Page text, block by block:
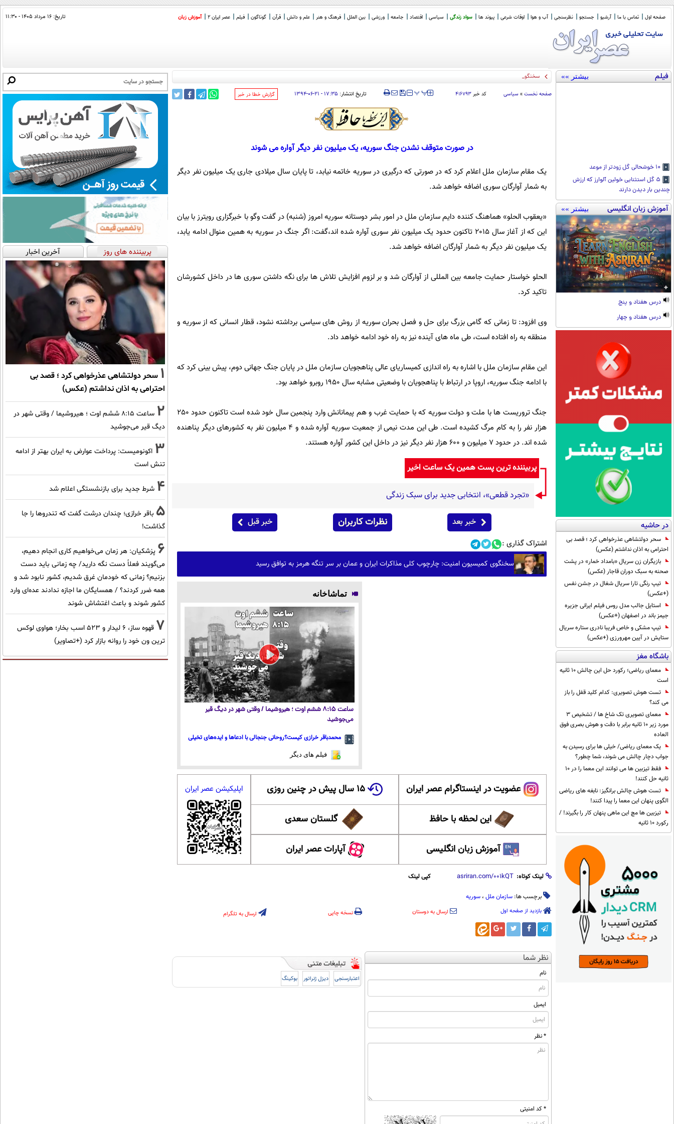
صفحه اول تماس با ما آرشیو جستجو نظرسنجی آب و هوا اوقات شرعی پیوند ها سواد زندگی سیاسی اقتصاد جامعه ورزشی بین الملل فرهنگ و هنر علم و دانش قرآن گوناگون فیلم عصر ایران 2 آموزش زبان تاریخ: ۱۶ مرداد ۱۴۰۵ - ۱۱:۳۰
فیلم بیشتر »»
۵ گل استثنایی خولین آلوارز که ارزش
چندین بار دیدن دارند
آموزش زبان انگلیسی بیشتر »»
درس هفتاد و پنج
درس هفتاد و چهار
در حاشیه
سحر دولتشاهی عذرخواهی کرد ؛ قصد بی
احترامی به اذان نداشتم (عکس)
بازیگران زن سریال «بامداد خمار» در پشت
صحنه به سبک دوران قاجار (عکس)
تیپ رنگی تارا سریال شغال در جشن نفس
(+عکس)
استایل جالب مدل روس فیلم ایرانی جزیره
جیمز باند در اصفهان (+عکس)
تیپ مشکی و خاص فریبا نادری ستاره سریال
ستایش در آیین مهرورزی (+عکس)
باشگاه مغز
معمای ریاضی؛ رکورد حل این چالش 10 ثانیه
است
تست هوش تصویری: کدام کلید قفل را باز
می کند؟
معمای تصویری تک شاخ ها / تشخیص 3
مورد زیر 10 ثانیه برابر با دقت و هوش بصری فوق
العاده
یک معمای ریاضی/ خیلی ها برای رسیدن به
جواب دچار چالش می شوند، شما چطور؟
فقط تیزبین ها می توانند این معما را در 10
ثانیه حل کنند!
تست هوش چالش برانگیز: نابغه های ریاضی
الگوی پنهان این معما را پیدا کنند!
تیزبین ها مچ این ماهی پنهان کار را بگیرند! /
رکورد 10 ثانیه
سخنگوی کمیسیون ام
صفحه نخست » سیاسی کد خبر۴۱۶۷۹۳ ‍‍‍ پپ تاریخ انتشار: ۱۷:۳۵ - ۲۱-۰۶-۱۳۹۴ ‌گزارش خطا در خبر
در صورت متوقف نشدن جنگ سوریه، یک میلیون نفر دیگر آواره می شوند
یک مقام سازمان ملل اعلام کرد که در صورتی که درگیری در سوریه خاتمه نیابد، تا پایان سال میلادی جاری یک میلیون نفر دیگر
به شمار آوارگان سوری اضافه خواهد شد.
«یعقوب الحلو» هماهنگ کننده دایم سازمان ملل در امور بشر دوستانه سوریه امروز (شنبه) در گفت وگو با خبرگزاری رویترز با بیان
این که از آغاز سال 2015 تاکنون حدود یک میلیون نفر سوری آواره شده اند،گفت: اگر جنگ در سوریه به همین منوال ادامه یابد،
یک میلیون نفر دیگر به شمار آوارگان اضافه خواهد شد.
الحلو خواستار حمایت جامعه بین المللی از آوارگان شد و بر لزوم افزایش تلاش ها برای نگه داشتن سوری ها در داخل کشورشان
تاکید کرد.
وی افزود: تا زمانی که گامی بزرگ برای حل و فصل بحران سوریه از روش های سیاسی برداشته نشود، قطار انسانی که از سوریه و
منطقه به راه افتاده است، طی ماه های آینده نیز به راه خود ادامه خواهد داد.
این مقام سازمان ملل با اشاره به راه اندازی کمیساریای عالی پناهجویان سازمان ملل در پایان جنگ جهانی دوم، پیش بینی کرد که
با ادامه جنگ سوریه، اروپا در ارتباط با پناهجویان با وضعیتی مشابه سال 1950 روبرو خواهد بود.
جنگ تروریست ها با ملت و دولت سوریه که با حمایت غرب و هم پیمانانش وارد پنجمین سال خود شده است تاکنون حدود 250
هزار نفر را به کام مرگ کشیده است. طی این مدت نیمی از جمعیت سوریه آواره شده و 4 میلیون نفر به کشورهای دیگر پناهنده
شده اند. در حدود 7 میلیون و 600 هزار نفر دیگر نیز در داخل این کشور آواره هستند.
پربیننده ترین پست همین یک ساعت اخیر
«تجرد قطعی»، انتخابی جدید برای سبک زندگی
خبر بعد نظرات کاربران خبر قبل
اشتراک گذاری :
سخنگوی کمیسیون امنیت: چارچوب کلی مذاکرات ایران و عمان بر سر تنگه هرمز به توافق رسید
تماشاخانه
ساعت ۸:۱۵ ششم اوت ؛ هیروشیما / وقتی شهر در دیگ قیر
می‌جوشید
محمدباقر خرازی کیست؟روحانی جنجالی با ادعاها و ایده‌های تخیلی
فیلم های دیگر
عضویت در اینستاگرام عصر ایران ۱۵ سال پیش در چنین روزی
این لحظه با حافظ گلستان سعدی
آموزش زبان انگلیسی آپارات عصر ایران
اپلیکیشن عصر ایران
لینک کوتاه: کپی لینک
برچسب ها: سازمان ملل ، سوریه
بازدید از صفحه اول ارسال به دوستان نسخه چاپی ارسال به تلگرام
نظر شما
نام
ایمیل
* نظر
* کد امنیتی
اعتبارسنجی دیزل ژنراتور بوکینگ
پربیننده های روز آخرین اخبار
1 سحر دولتشاهی عذرخواهی کرد ؛ قصد بی
احترامی به اذان نداشتم (عکس)
2
ساعت ۸:۱۵ ششم اوت ؛ هیروشیما / وقتی شهر در
دیگ قیر می‌جوشید
3 اکونومیست: پرداخت عوارض به ایران بهتر از ادامه
تنش است
4 شرط جدید برای بازنشستگی اعلام شد
5 باقر خرازی؛ چندان درشت گفت که تندروها را جا
گذاشت!
6 پزشکیان: هر زمان می‌خواهیم کاری انجام دهیم،
می‌گویند فعلاً دست نگه دارید/ چه زمانی باید دست
بزنیم؟ زمانی که خودمان غرق شدیم، کشور نابود شد و
همه ضرر کردند؟ / همسایگان ما اجازه ندادند عده‌ای وارد
کشور شوند و باعث اغتشاش شوند
7
قهوه ساز، 6 لیدار و 523 اسب بخار؛ هواوی لوکس
ترین ون خود را روانه بازار کرد (+تصاویر)